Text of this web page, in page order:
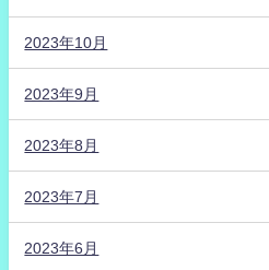
2023年10月
2023年9月
2023年8月
2023年7月
2023年6月